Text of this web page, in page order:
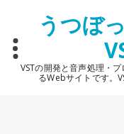
うつぼ
VSTの開発と音声処理・
るWebサイトです。